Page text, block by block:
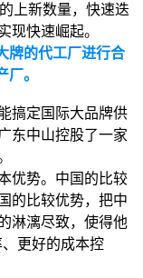
上新数量，快速迭
现快速崛起。
牌的代工厂进行合
。
搞定国际大品牌供
东中山控股了一家
优势。中国的比较
的比较优势，把中
淋漓尽致，使得他
更好的成本控